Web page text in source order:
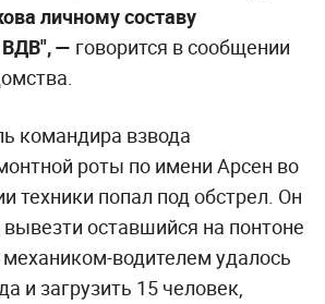
личному составу
ВДВ", — говорится в сообщении
командира взвода
роты по имени Арсен во
техники попал под обстрел. Он
оставшийся на понтоне
механиком-водителем удалось
и загрузить 15 человек,